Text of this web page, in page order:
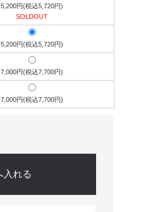
5,200円(税込5,720円)
SOLDOUT
5,200円(税込5,720円)
7,000円(税込7,700円)
7,000円(税込7,700円)